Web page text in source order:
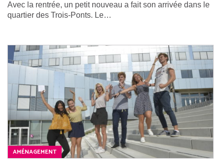
Avec la rentrée, un petit nouveau a fait son arrivée dans le
quartier des Trois-Ponts. Le…
AMÉNAGEMENT